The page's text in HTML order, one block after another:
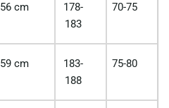
56 cm
178-
183
70-75
59 cm
183-
188
75-80